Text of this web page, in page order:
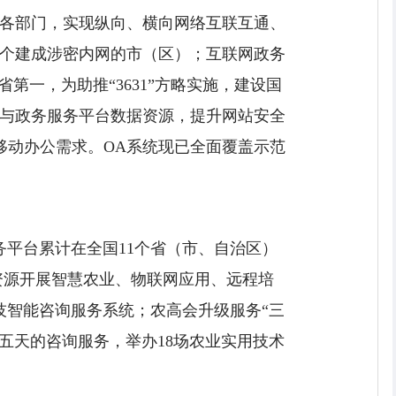
门，实现纵向、横向网络互联互通、
建成涉密内网的市（区）；互联网政务
一，为助推“3631”方略实施，建设国
政务服务平台数据资源，提升网站安全
办公需求。OA系统现已全面覆盖示范
台累计在全国11个省（市、自治区）
开展智慧农业、物联网应用、远程培
能咨询服务系统；农高会升级服务“三
天的咨询服务，举办18场农业实用技术